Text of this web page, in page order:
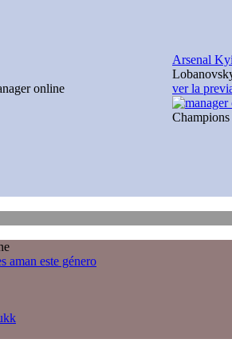
Arsenal
ver la
aman este género